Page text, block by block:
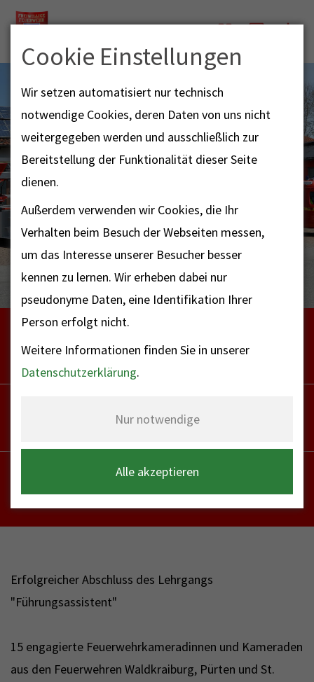
Menü
FEUERWEHR NOTFALL-RETTUNGSDIENST
112
110
NOTRUF - FAX FÜR HÖRBEHINDERTE
112
Erfolgreicher Abschluss des Lehrgangs
"Führungsassistent"
15 engagierte Feuerwehrkameradinnen und Kameraden
aus den Feuerwehren Waldkraiburg, Pürten und St.
Cookie Einstellungen
Wir setzen automatisiert nur technisch
notwendige Cookies, deren Daten von uns nicht
weitergegeben werden und ausschließlich zur
Bereitstellung der Funktionalität dieser Seite
dienen.
Außerdem verwenden wir Cookies, die Ihr
Verhalten beim Besuch der Webseiten messen,
um das Interesse unserer Besucher besser
kennen zu lernen. Wir erheben dabei nur
pseudonyme Daten, eine Identifikation Ihrer
Person erfolgt nicht.
Weitere Informationen finden Sie in unserer
Datenschutzerklärung.
Nur notwendige
Alle akzeptieren